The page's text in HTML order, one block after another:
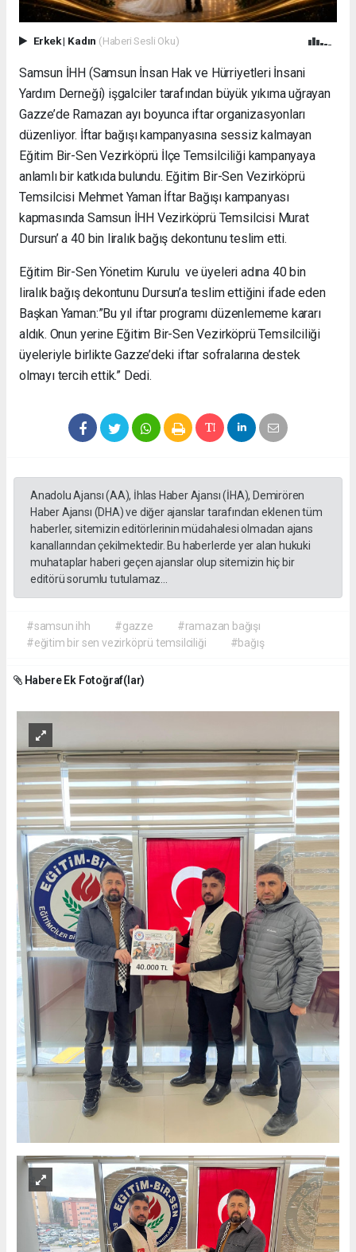
Erkek| Kadın (Haberi Sesli Oku)
Samsun İHH (Samsun İnsan Hak ve Hürriyetleri İnsani
Yardım Derneği) işgalciler tarafından büyük yıkıma uğrayan
Gazze’de Ramazan ayı boyunca iftar organizasyonları
düzenliyor. İftar bağışı kampanyasına sessiz kalmayan
Eğitim Bir-Sen Vezirköprü İlçe Temsilciliği kampanyaya
anlamlı bir katkıda bulundu. Eğitim Bir-Sen Vezirköprü
Temsilcisi Mehmet Yaman İftar Bağışı kampanyası
kapmasında Samsun İHH Vezirköprü Temsilcisi Murat
Dursun’ a 40 bin liralık bağış dekontunu teslim etti.
Eğitim Bir-Sen Yönetim Kurulu ve üyeleri adına 40 bin
liralık bağış dekontunu Dursun’a teslim ettiğini ifade eden
Başkan Yaman:”Bu yıl iftar programı düzenlememe kararı
aldık. Onun yerine Eğitim Bir-Sen Vezirköprü Temsilciliği
üyeleriyle birlikte Gazze’deki iftar sofralarına destek
olmayı tercih ettik.” Dedi.
Anadolu Ajansı (AA), İhlas Haber Ajansı (İHA), Demirören
Haber Ajansı (DHA) ve diğer ajanslar tarafından eklenen tüm
haberler, sitemizin editörlerinin müdahalesi olmadan ajans
kanallarından çekilmektedir. Bu haberlerde yer alan hukuki
muhataplar haberi geçen ajanslar olup sitemizin hiç bir
editörü sorumlu tutulamaz...
#samsun ihh #gazze
#ramazan bağışı
#eğitim bir sen vezirköprü temsilciliği
#bağış
Habere Ek Fotoğraf(lar)